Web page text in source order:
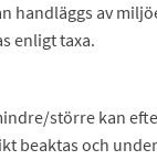
handläggs av
enligt taxa.
större kan
beaktas och